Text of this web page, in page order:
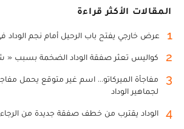
المقالات الأكثر قراءة
1 عرض خارجي يفتح باب الرحيل أمام نجم الوداد
2 كواليس تعثر صفقة الوداد الضخمة بسبب «
3
مفاجأة الميركاتو... اسم غير متوقع يحمل
لجماهير الوداد
4 الوداد يقترب من خطف صفقة جديدة من الرجاء